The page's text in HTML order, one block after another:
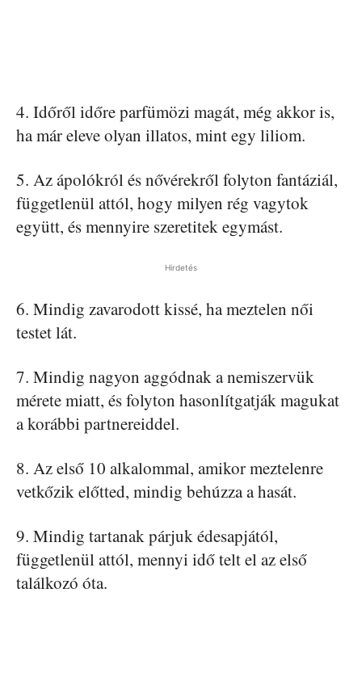
4. Időről időre parfümözi magát, még akkor is,
ha már eleve olyan illatos, mint egy liliom.
5. Az ápolókról és nővérekről folyton fantáziál,
függetlenül attól, hogy milyen rég vagytok
együtt, és mennyire szeretitek egymást.
Hirdetés
6. Mindig zavarodott kissé, ha meztelen női
testet lát.
7. Mindig nagyon aggódnak a nemiszervük
mérete miatt, és folyton hasonlítgatják magukat
a korábbi partnereiddel.
8. Az első 10 alkalommal, amikor meztelenre
vetkőzik előtted, mindig behúzza a hasát.
9. Mindig tartanak párjuk édesapjától,
függetlenül attól, mennyi idő telt el az első
találkozó óta.